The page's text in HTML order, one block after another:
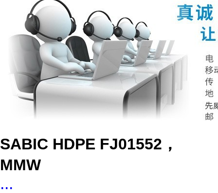
SABIC HDPE FJ01552，
MMW
...